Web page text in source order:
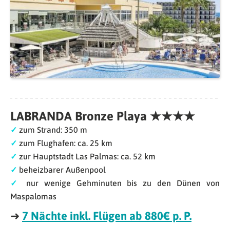
LABRANDA Bronze Playa ★★★★
✓ zum Strand: 350 m
✓ zum Flughafen: ca. 25 km
✓ zur Hauptstadt Las Palmas: ca. 52 km
✓ beheizbarer Außenpool
✓ nur wenige Gehminuten bis zu den Dünen von
Maspalomas
➜ 7 Nächte inkl. Flügen ab 880€ p. P.